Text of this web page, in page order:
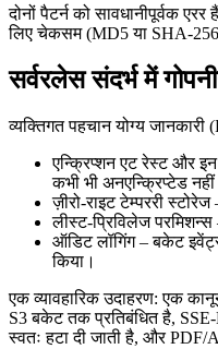
दोनों पैटर्न को सावधानीपूर्वक
लिए चेकसम (MD5 या
सर्वरलेस संदर्भ में
व्यक्तिगत पहचान योग्य
एन्क्रिप्शन एट रेस्ट और इन
कभी भी अनएन्क्रिप्टेड नहीं
ज़ीरो‑राइट टेम्पररी स्टोरेज
लीस्ट‑प्रिविलेज परमिशन्स
ऑडिट लॉगिंग– बकेट
किया।
एक व्यावहारिक उदाहरण: एक
S3 बकेट तक प्रतिबंधित है,
स्वतः हटा दी जाती है, और PDF/